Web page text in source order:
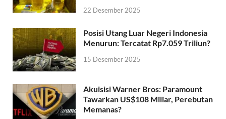
22 Desember 2025
Posisi Utang Luar Negeri Indonesia
Menurun: Tercatat Rp7.059 Triliun?
15 Desember 2025
Akuisisi Warner Bros: Paramount
Tawarkan US$108 Miliar, Perebutan
Memanas?